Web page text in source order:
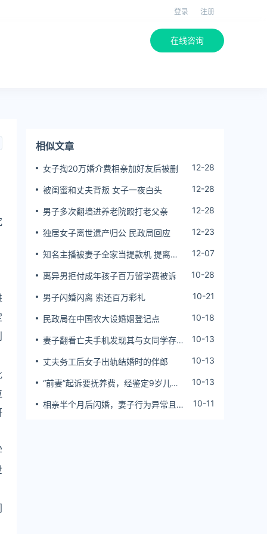
登录 注册
在线咨询
相似文章
女子掏20万婚介费相亲加好友后被删 12-28
被闺蜜和丈夫背叛 女子一夜白头 12-28
男子多次翻墙进养老院殴打老父亲 12-28
独居女子离世遗产归公 民政局回应 12-23
知名主播被妻子全家当提款机 提离婚
12-07
离异男拒付成年孩子百万留学费被诉 10-28
男子闪婚闪离 索还百万彩礼 10-21
民政局在中国农大设婚姻登记点 10-18
妻子翻看亡夫手机发现其与女同学存婚
10-13
丈夫务工后女子出轨结婚时的伴郎 10-13
“前妻”起诉要抚养费，经鉴定9岁儿子
10-13
相亲半个月后闪婚，妻子行为异常且持
10-11